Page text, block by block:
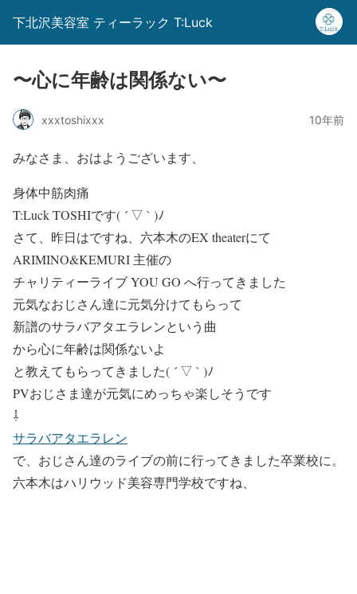
下北沢美容室 ティーラック T:Luck
〜心に年齢は関係ない〜
xxxtoshixxx 10年前
みなさま、おはようございます、
身体中筋肉痛
T:Luck TOSHIです( ´ ▽ ` )ﾉ
さて、昨日はですね、六本木のEX theaterにて
ARIMINO&KEMURI 主催の
チャリティーライブ YOU GO へ行ってきました
元気なおじさん達に元気分けてもらって
新譜のサラバアタエラレンという曲
から心に年齢は関係ないよ
と教えてもらってきました( ´ ▽ ` )ﾉ
PVおじさま達が元気にめっちゃ楽しそうです
⇩
サラバアタエラレン
で、おじさん達のライブの前に行ってきました卒業校に。
六本木はハリウッド美容専門学校ですね、